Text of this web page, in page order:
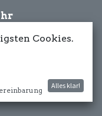
Cookies.
Alles klar!